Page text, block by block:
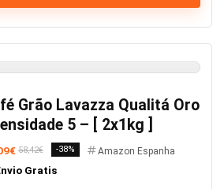
Grão Lavazza Qualitá Oro
5 – [ 2x1kg ]
58,42€ -38% Amazon Espanha
Gratis